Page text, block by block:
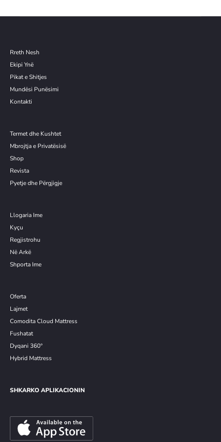
Rreth Nesh
Ekipi Ynë
Pikat e Shitjes
Mundësi Punësimi
Kontakti
Termet dhe Kushtet
Mbrojtja e Privatësisë
Shop
Revista
Pyetje dhe Përgjigje
Llogaria Ime
Kyçu
Regjistrohu
Në Arkë
Shporta Ime
Oferta
Lajmet
Comodita Cloud Mattress
Fushatat
Dyqani 360°
Hybrid Mattress
SHKARKO APLIKACIONIN